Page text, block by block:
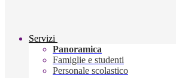
Servizi
Panoramica
Famiglie e studenti
Personale scolastico